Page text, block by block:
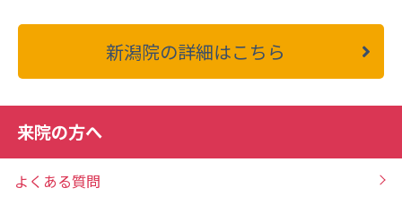
新潟院の詳細はこちら
来院の方へ
よくある質問